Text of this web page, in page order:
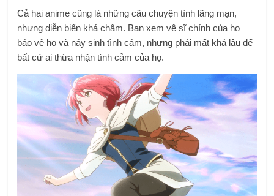
Cả hai anime cũng là những câu chuyện tình lãng mạn,
nhưng diễn biến khá chậm. Bạn xem vệ sĩ chính của họ
bảo vệ họ và nảy sinh tình cảm, nhưng phải mất khá lâu để
bất cứ ai thừa nhận tình cảm của họ.